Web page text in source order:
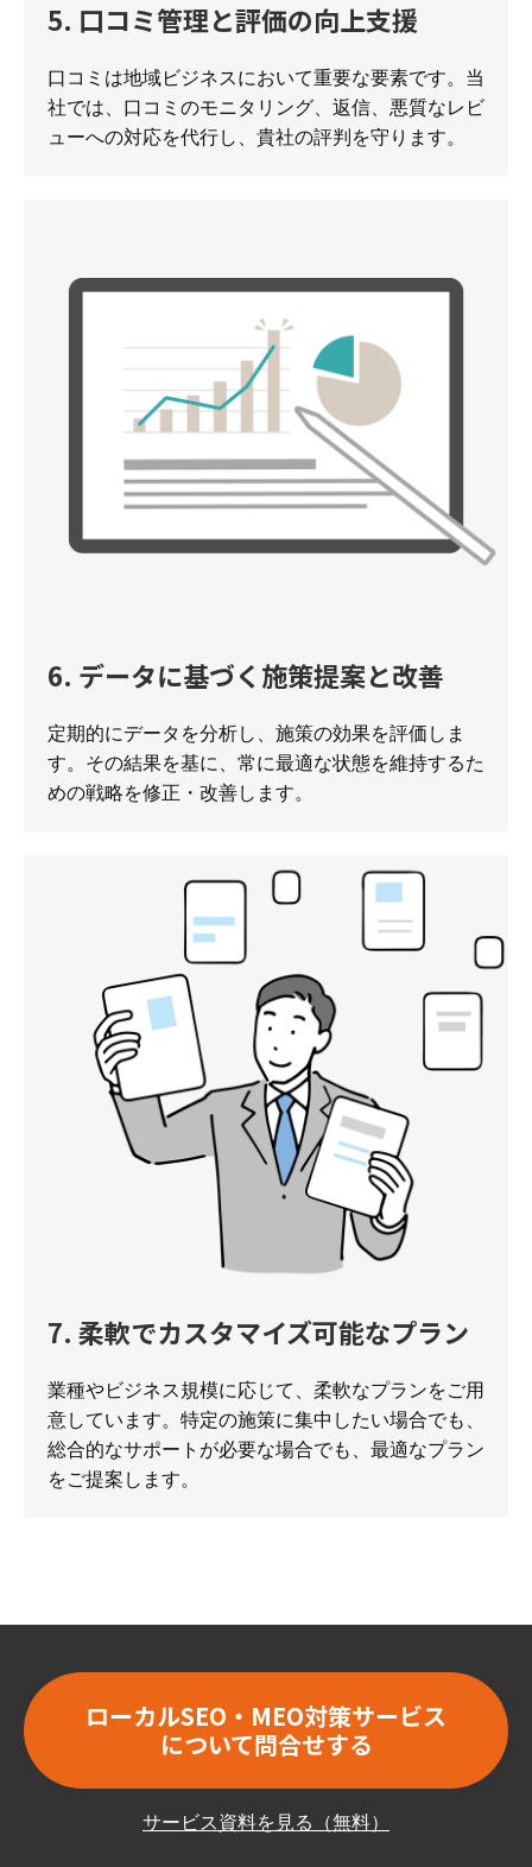
5. 口コミ管理と評価の向上支援
口コミは地域ビジネスにおいて重要な要素です。当
社では、口コミのモニタリング、返信、悪質なレビ
ューへの対応を代行し、貴社の評判を守ります。
6. データに基づく施策提案と改善
定期的にデータを分析し、施策の効果を評価しま
す。その結果を基に、常に最適な状態を維持するた
めの戦略を修正・改善します。
7. 柔軟でカスタマイズ可能なプラン
業種やビジネス規模に応じて、柔軟なプランをご用
意しています。特定の施策に集中したい場合でも、
総合的なサポートが必要な場合でも、最適なプラン
をご提案します。
ローカルSEO・MEO対策サービス
について問合せする
サービス資料を見る（無料）